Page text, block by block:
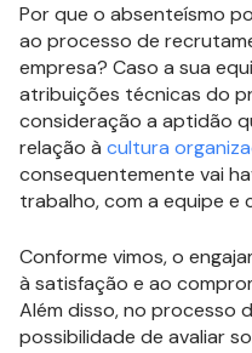
Por que o absenteísmo
ao processo de
empresa? Caso a sua
atribuições técnicas do
consideração a aptidão
relação à cultura
consequentemente vai
trabalho, com a equipe e
Conforme vimos, o
à satisfação e ao
Além disso, no processo
possibilidade de avaliar